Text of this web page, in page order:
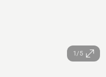
1/5